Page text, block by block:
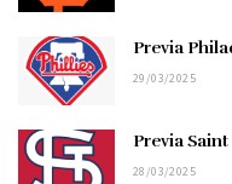
Previa
29/03/2025
Previa
28/03/2025